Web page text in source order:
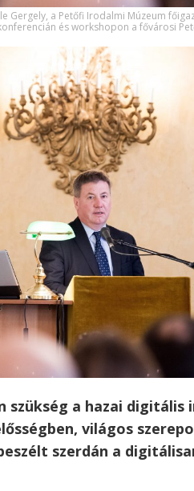
Gergely, a Petőfi Irodalmi Múzeum
és workshopon a fővárosi
szükség a hazai
világos
szerdán a